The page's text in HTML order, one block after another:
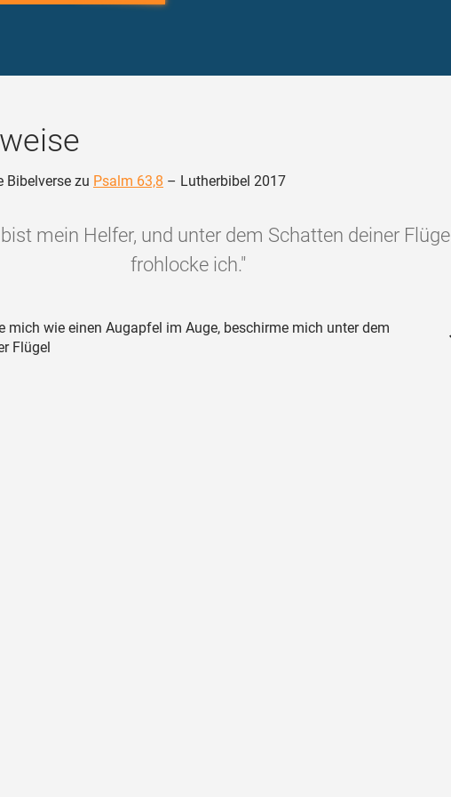
Bibelverse zu Psalm 63,8 – Lutherbibel 2017
mein Helfer, und unter dem Schatten deiner Flügel
frohlocke ich."
mich wie einen Augapfel im Auge, beschirme mich unter dem
Flügel